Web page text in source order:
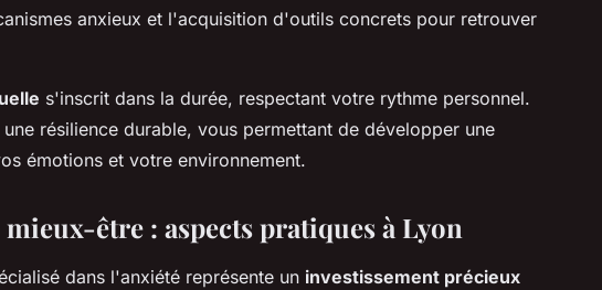
anxieux et l'acquisition d'outils concrets pour retrouver
s'inscrit dans la durée, respectant votre rythme personnel.
résilience durable, vous permettant de développer une
émotions et votre environnement.
être : aspects pratiques à Lyon
dans l'anxiété représente un investissement précieux